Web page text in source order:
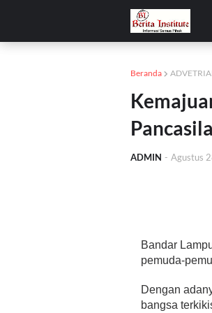
Beranda
Pancasila
ADMIN - Agustus
Bandar
pemuda-
Dengan
bangsa